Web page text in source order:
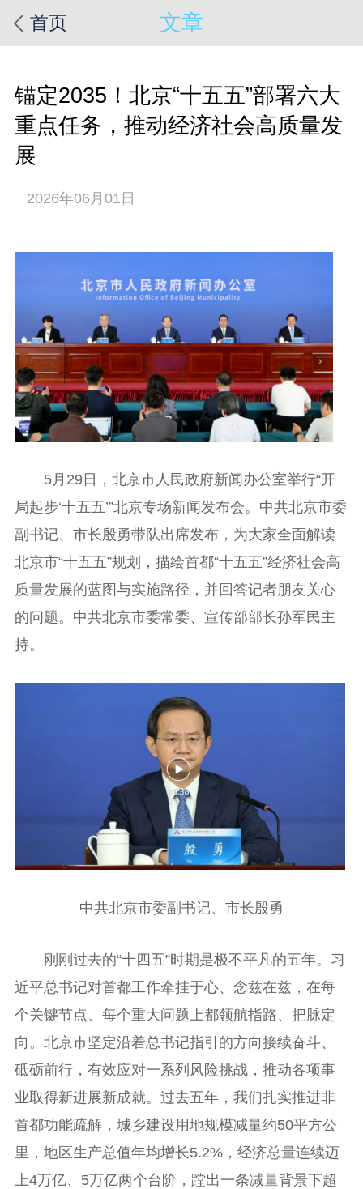
首页 文章
锚定2035！北京“十五五”部署六大
重点任务，推动经济社会高质量发
展
2026年06月01日
5月29日，北京市人民政府新闻办公室举行“开
局起步‘十五五’”北京专场新闻发布会。中共北京市委
副书记、市长殷勇带队出席发布，为大家全面解读
北京市“十五五”规划，描绘首都“十五五”经济社会高
质量发展的蓝图与实施路径，并回答记者朋友关心
的问题。中共北京市委常委、宣传部部长孙军民主
持。
中共北京市委副书记、市长殷勇
刚刚过去的“十四五”时期是极不平凡的五年。习
近平总书记对首都工作牵挂于心、念兹在兹，在每
个关键节点、每个重大问题上都领航指路、把脉定
向。北京市坚定沿着总书记指引的方向接续奋斗、
砥砺前行，有效应对一系列风险挑战，推动各项事
业取得新进展新成就。过去五年，我们扎实推进非
首都功能疏解，城乡建设用地规模减量约50平方公
里，地区生产总值年均增长5.2%，经济总量连续迈
上4万亿、5万亿两个台阶，蹚出一条减量背景下超